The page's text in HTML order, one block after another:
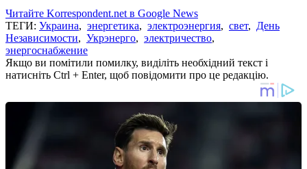
Читайте Korrespondent.net в Google News
ТЕГИ: Украина, энергетика, электроэнергия, свет, День
Независимости, Укрэнерго, электричество,
энергоснабжение
Якщо ви помітили помилку, виділіть необхідний текст і
натисніть Ctrl + Enter, щоб повідомити про це редакцію.